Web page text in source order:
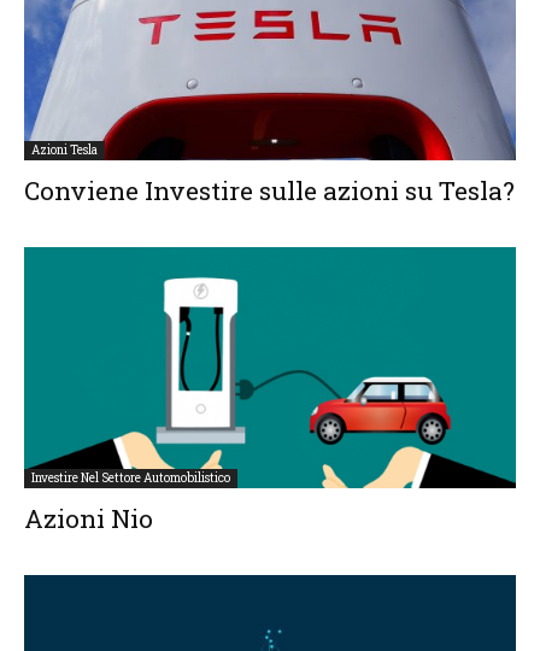
Azioni Tesla
Conviene Investire sulle azioni su Tesla?
Investire Nel Settore Automobilistico
Azioni Nio